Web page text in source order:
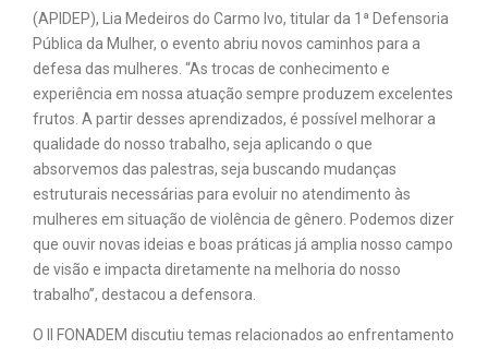
(APIDEP), Lia Medeiros do Carmo Ivo, titular da 1ª Defensoria
Pública da Mulher, o evento abriu novos caminhos para a
defesa das mulheres. “As trocas de conhecimento e
experiência em nossa atuação sempre produzem excelentes
frutos. A partir desses aprendizados, é possível melhorar a
qualidade do nosso trabalho, seja aplicando o que
absorvemos das palestras, seja buscando mudanças
estruturais necessárias para evoluir no atendimento às
mulheres em situação de violência de gênero. Podemos dizer
que ouvir novas ideias e boas práticas já amplia nosso campo
de visão e impacta diretamente na melhoria do nosso
trabalho”, destacou a defensora.
O II FONADEM discutiu temas relacionados ao enfrentamento